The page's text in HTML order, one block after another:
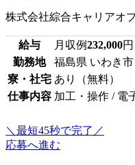
株式会社綜合キャリアオ
給与 月収例232,000円
勤務地
福島県 いわき市
寮・社宅 あり（無料）
仕事内容 加工・操作 / 電
＼最短45秒で完了／
応募へ進む